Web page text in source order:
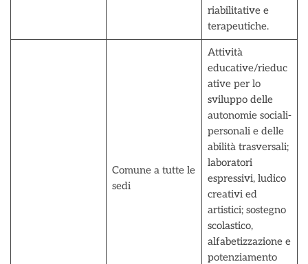
riabilitative e
terapeutiche.
Comune a tutte le
sedi
Attività
educative/rieduc
ative per lo
sviluppo delle
autonomie sociali-
personali e delle
abilità trasversali;
laboratori
espressivi, ludico
creativi ed
artistici; sostegno
scolastico,
alfabetizzazione e
potenziamento